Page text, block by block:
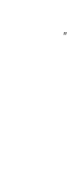
"